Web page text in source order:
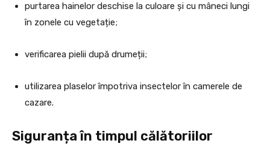
purtarea hainelor deschise la culoare și cu mâneci lungi
în zonele cu vegetație;
verificarea pielii după drumeții;
utilizarea plaselor împotriva insectelor în camerele de
cazare.
Siguranța în timpul călătoriilor